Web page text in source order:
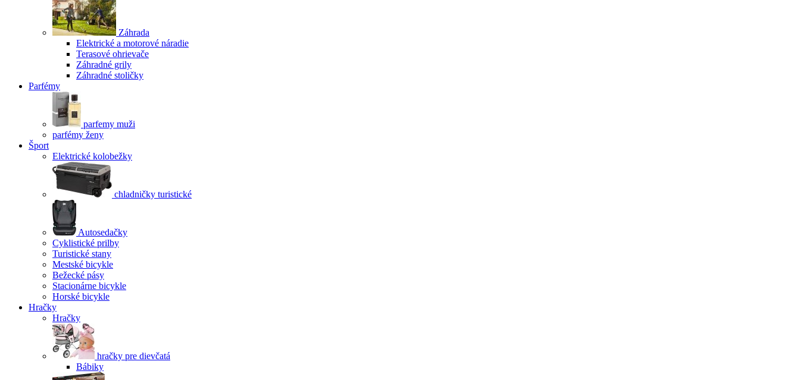
Záhrada
Elektrické a motorové náradie
Terasové ohrievače
Záhradné grily
Záhradné stoličky
Parfémy
parfemy muži
parfémy ženy
Šport
Elektrické kolobežky
chladničky turistické
Autosedačky
Cyklistické prilby
Turistické stany
Mestské bicykle
Bežecké pásy
Stacionárne bicykle
Horské bicykle
Hračky
Hračky
hračky pre dievčatá
Bábiky